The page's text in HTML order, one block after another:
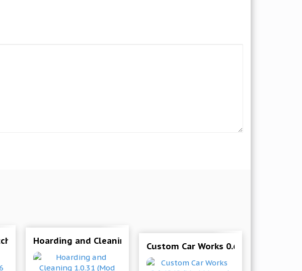
разрушения
& Custom 2.06 (Mod Money/Stars)
Hoarding and Cleaning 1.0.31 (Mod Money/No ads)
Custom Car Works 0.6.4049 (Mod